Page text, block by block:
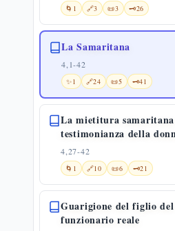
🌀 1 🔗3 📜3 🗝️26
La Samaritana
4,1-42
✨1 🔗24 📜5 🗝️41
La mietitura
testimonianza della
4,27-42
🌀 1 🔗10 📜6 🗝️21
Guarigione del figlio del
funzionario reale